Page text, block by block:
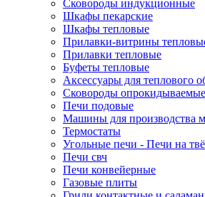
Сковороды индукционные
Шкафы пекарские
Шкафы тепловые
Прилавки-витрины
Прилавки тепловые
Буфеты тепловые
Аксессуары для теплового
Сковороды опрокидываемые
Печи подовые
Машины для производства
Термостаты
Угольные печи - Печи на
Печи свч
Печи конвейерные
Газовые плиты